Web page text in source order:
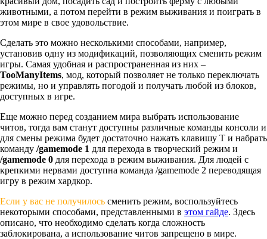
животными, а потом перейти в режим выживания и поиграть в
этом мире в свое удовольствие.
Сделать это можно несколькими способами, например,
установив одну из модификаций, позволяющих сменить режим
игры. Самая удобная и распространенная из них –
TooManyItems, мод, который позволяет не только переключать
режимы, но и управлять погодой и получать любой из блоков,
доступных в игре.
Еще можно перед созданием мира выбрать использование
читов, тогда вам станут доступны различные команды консоли и
для смены режима будет достаточно нажать клавишу Т и набрать
команду /gamemode 1 для перехода в творческий режим и
/gamemode 0 для перехода в режим выживания. Для людей с
крепкими нервами доступна команда /gamemode 2 переводящая
игру в режим хардкор.
Если у вас не получилось сменить режим, воспользуйтесь
некоторыми способами, представленными в этом гайде. Здесь
описано, что необходимо сделать когда сложность
заблокирована, а использование читов запрещено в мире.